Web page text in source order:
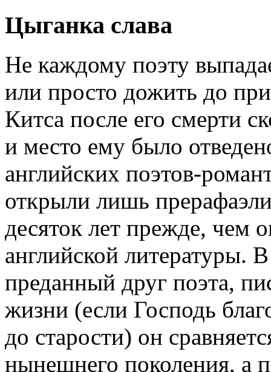
Цыганка слава
Не каждому поэту
или просто дожить до
Китса после его смерти
и место ему было
английских поэтов-
открыли лишь
десяток лет прежде, чем
английской литературы. В
преданный друг поэта,
жизни (если Господь
до старости) он
нынешнего поколения, а